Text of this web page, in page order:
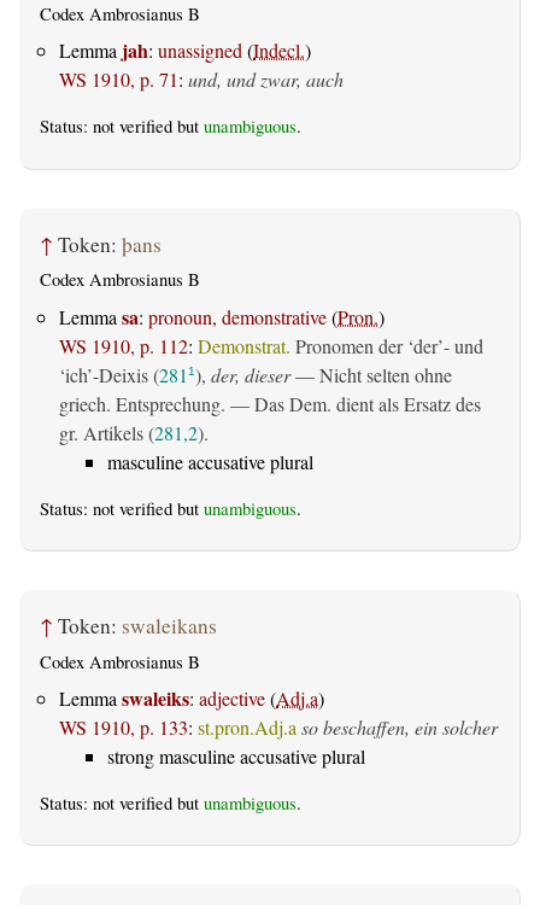
Codex Ambrosianus B
Lemma jah: unassigned(Indecl.)
WS 1910, p. 71: und, und zwar, auch
Status: not verified but unambiguous.
↑ Token: þans
Codex Ambrosianus B
Lemma sa: pronoun, demonstrative(Pron.)
WS 1910, p. 112: Demonstrat. Pronomen der ‘der’- und
‘ich’-Deixis (281 1), der, dieser— Nicht selten ohne
griech. Entsprechung. — Das Dem. dient als Ersatz des
gr. Artikels (281,2).
masculine accusative plural
Status: not verified but unambiguous.
↑ Token: swaleikans
Codex Ambrosianus B
Lemma swaleiks: adjective(Adj.a)
WS 1910, p. 133: st.pron.Adj.a so beschaffen, ein solcher
strong masculine accusative plural
Status: not verified but unambiguous.